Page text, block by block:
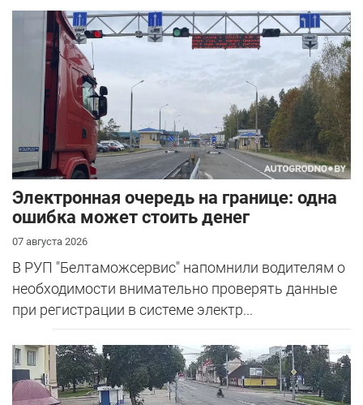
Электронная очередь на границе: одна
ошибка может стоить денег
07 августа 2026
В РУП "Белтаможсервис" напомнили водителям о
необходимости внимательно проверять данные
при регистрации в системе электр...